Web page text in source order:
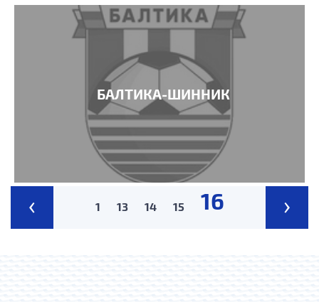
БАЛТИКА-ШИННИК
‹ 1 13 14 15 16 ›